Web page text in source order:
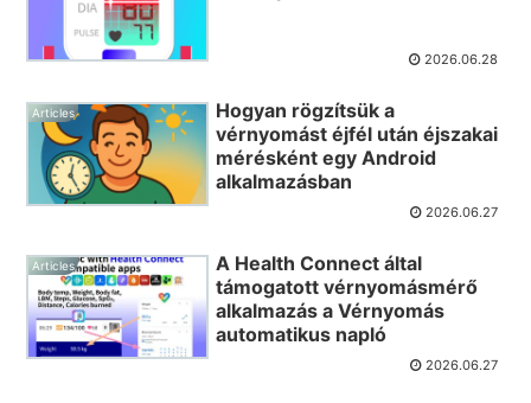
2026.06.28
Articles
Hogyan rögzítsük a
vérnyomást éjfél után éjszakai
mérésként egy Android
alkalmazásban
2026.06.27
Articles
A Health Connect által
támogatott vérnyomásmérő
alkalmazás a Vérnyomás
automatikus napló
2026.06.27